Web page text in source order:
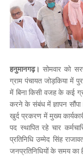
हनुमानगढ़। सोमवार को
ग्राम पंचायत जोड़किया में
में बिना किसी वजह के कई
करने के संबंध में ज्ञापन
खुर्द प्रकरण में मुख्य
पद स्थापित रहे चार
प्रतिनिधि उम्मेद सिंह
जनप्रतिनिधियों के समय का